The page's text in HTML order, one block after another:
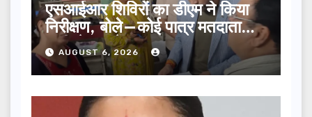
एसआईआर शिविरों का डीएम ने किया
निरीक्षण, बोले—कोई पात्र मतदाता
सूची से न छूटे…
AUGUST 6, 2026